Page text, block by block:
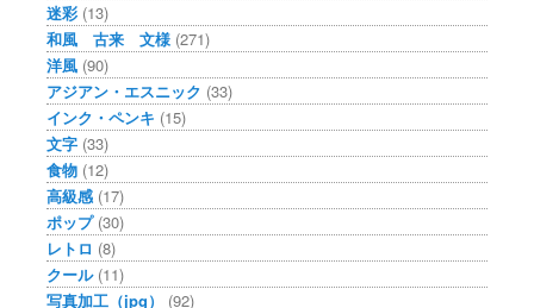
迷彩 (13)
和風 古来 文様 (271)
洋風 (90)
アジアン・エスニック (33)
インク・ペンキ (15)
文字 (33)
食物 (12)
高級感 (17)
ポップ(30)
レトロ (8)
クール(11)
写真加工（jpg）
(92)